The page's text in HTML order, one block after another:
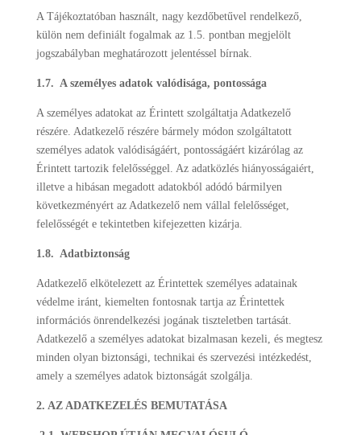
A Tájékoztatóban használt, nagy kezdőbetűvel rendelkező,
külön nem definiált fogalmak az 1.5. pontban megjelölt
jogszabályban meghatározott jelentéssel bírnak.
1.7. A személyes adatok valódisága, pontossága
A személyes adatokat az Érintett szolgáltatja Adatkezelő
részére. Adatkezelő részére bármely módon szolgáltatott
személyes adatok valódiságáért, pontosságáért kizárólag az
Érintett tartozik felelősséggel. Az adatközlés hiányosságaiért,
illetve a hibásan megadott adatokból adódó bármilyen
következményért az Adatkezelő nem vállal felelősséget,
felelősségét e tekintetben kifejezetten kizárja.
1.8. Adatbiztonság
Adatkezelő elkötelezett az Érintettek személyes adatainak
védelme iránt, kiemelten fontosnak tartja az Érintettek
információs önrendelkezési jogának tiszteletben tartását.
Adatkezelő a személyes adatokat bizalmasan kezeli, és megtesz
minden olyan biztonsági, technikai és szervezési intézkedést,
amely a személyes adatok biztonságát szolgálja.
2. AZ ADATKEZELÉS BEMUTATÁSA